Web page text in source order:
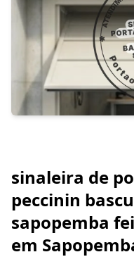
sinaleira de
peccinin
sapopemba
em